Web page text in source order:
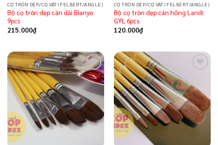
CỌ TRÒN DẸP/CỌ VÁT (FELBERT/ANGLE)
Bộ cọ tròn dẹp cán dài Bianyo
9pcs
215.000₫
CỌ TRÒN DẸP/CỌ VÁT (FELBERT/ANGLE)
Bộ cọ tròn dẹp cán hồng Landi
GYL 6pcs
120.000₫
Add to
wishlist
wishlist